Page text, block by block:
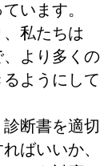
います。
私たちは
、より多くの
ようにして
断書を適切
ばいいか、